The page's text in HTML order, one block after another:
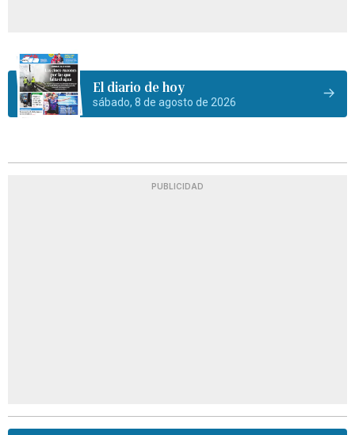
El diario de hoy
sábado, 8 de agosto de 2026
PUBLICIDAD